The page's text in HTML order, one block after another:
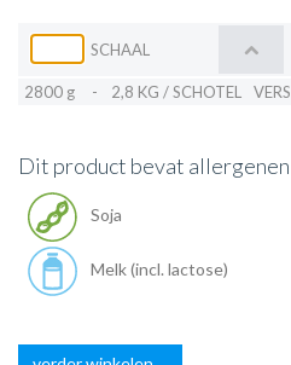
SCHAAL
2800 g - 2,8 KG / SCHOTEL VERS
Dit product bevat allergenen
Soja
Melk (incl. lactose)